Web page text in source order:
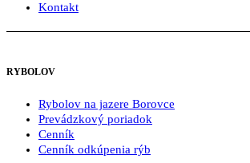
Kontakt
RYBOLOV
Rybolov na jazere Borovce
Prevádzkový poriadok
Cenník
Cenník odkúpenia rýb